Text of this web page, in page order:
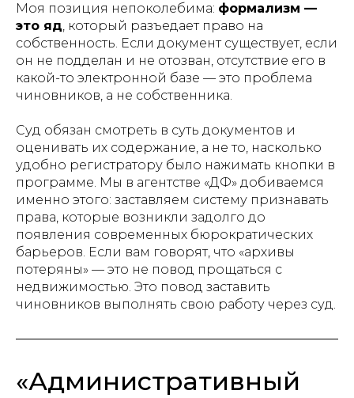
Моя позиция непоколебима: формализм —
это яд, который разъедает право на
собственность. Если документ существует, если
он не подделан и не отозван, отсутствие его в
какой-то электронной базе — это проблема
чиновников, а не собственника.
Суд обязан смотреть в суть документов и
оценивать их содержание, а не то, насколько
удобно регистратору было нажимать кнопки в
программе. Мы в агентстве «ДФ» добиваемся
именно этого: заставляем систему признавать
права, которые возникли задолго до
появления современных бюрократических
барьеров. Если вам говорят, что «архивы
потеряны» — это не повод прощаться с
недвижимостью. Это повод заставить
чиновников выполнять свою работу через суд.
«Административный